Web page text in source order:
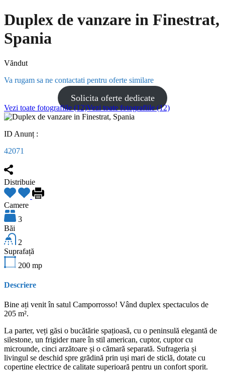
Duplex de vanzare in Finestrat,
Spania
Văndut
Va rugam sa ne contactati pentru oferte similare
Solicita oferte dedicate
Vezi toate fotografiile (12)Vezi toate fotografiile (12)
ID Anunț :
42071
Distribuie
Camere
3
Băi
2
Suprafață
200 mp
Descriere
Bine ați venit în satul Camporrosso! Vând duplex spectaculos de
205 m².
La parter, veți găsi o bucătărie spațioasă, cu o peninsulă elegantă de
silestone, un frigider mare în stil american, cuptor, cuptor cu
microunde, cinci arzătoare și o cămară separată. Sufrageria și
livingul se deschid spre grădină prin uși mari de sticlă, dotate cu
copertine electrice de calitate superioară pentru un confort sporit.